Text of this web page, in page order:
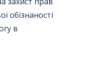
обізнаності
в